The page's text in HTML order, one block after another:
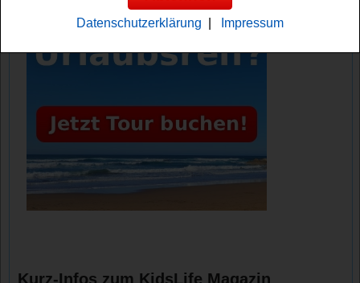
Kurz-Infos zum KidsLife Magazin
Datenschutzerklärung Impressum